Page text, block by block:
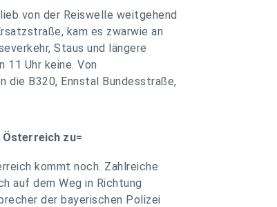
von der Reiswelle weitgehend
kam es zwarwie an
Staus und längere
11 Uhr keine. Von
B320, Ennstal Bundesstraße,
Österreich zu=
kommt noch. Zahlreiche
auf dem Weg in Richtung
der bayerischen Polizei